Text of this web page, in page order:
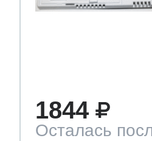
1844
Осталась